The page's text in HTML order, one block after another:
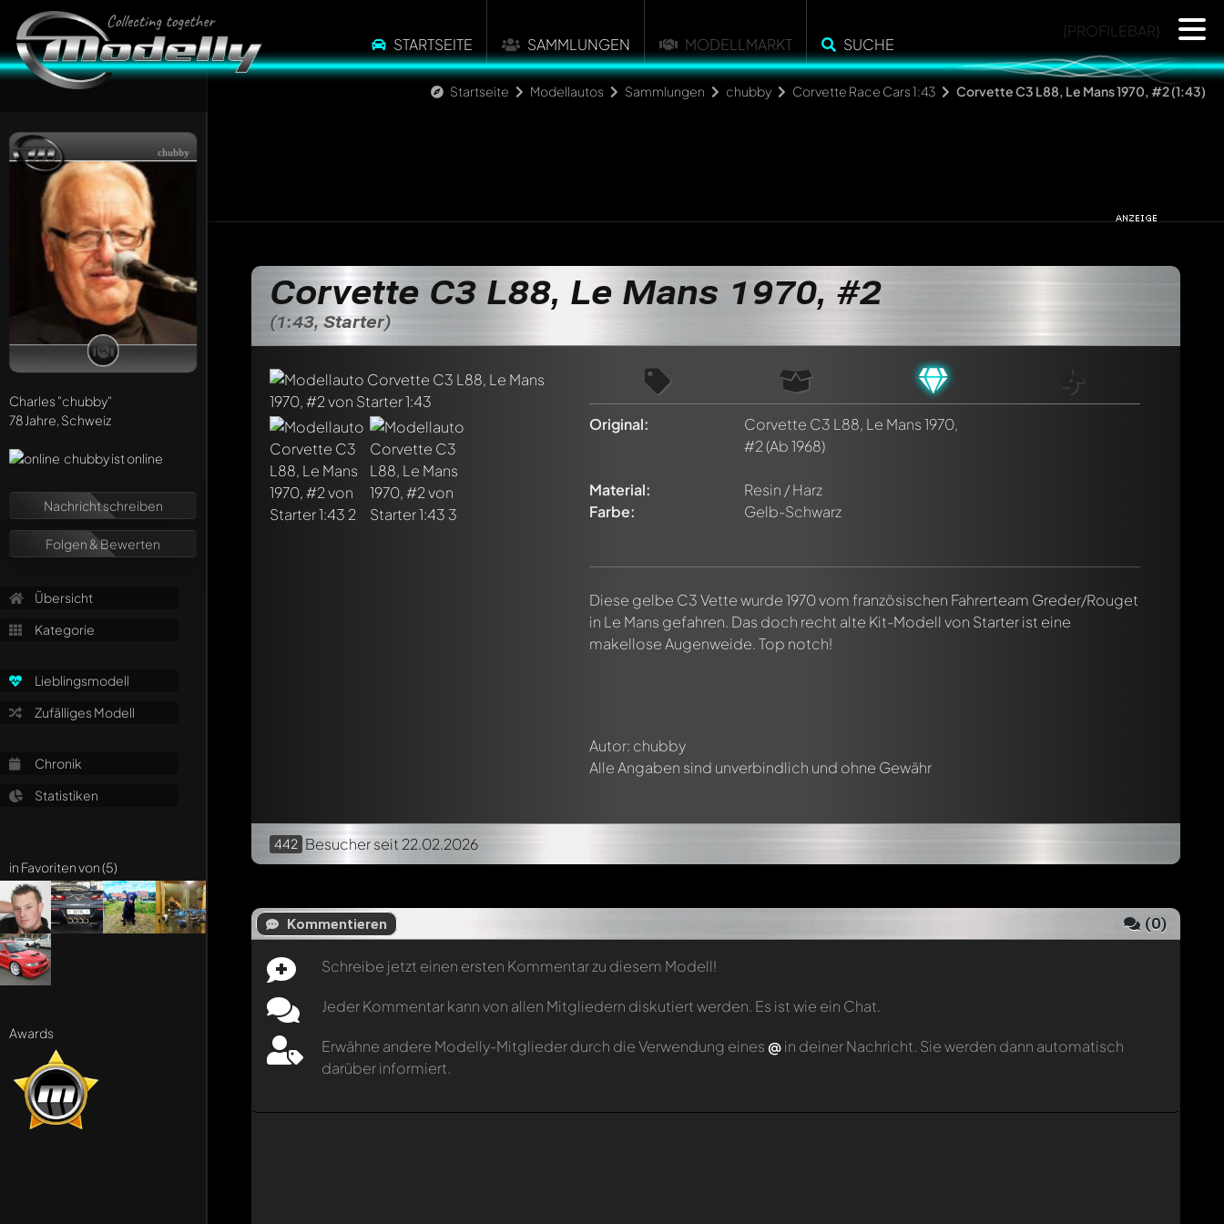
STARTSEITE SAMMLUNGEN MODELLMARKT SUCHE
{PROFILEBAR}
Startseite Modellautos Sammlungen chubby Corvette Race Cars 1:43 Corvette C3 L88, Le Mans 1970, #2 (1:43)
chubby
Charles "chubby"
78 Jahre, Schweiz
chubby ist online
Nachricht schreiben
Folgen & Bewerten
Übersicht
Kategorie
Lieblingsmodell
Zufälliges Modell
Chronik
Statistiken
in Favoriten von (5)
Awards
Corvette C3 L88, Le Mans 1970, #2
(1:43, Starter)
Original:
Corvette C3 L88, Le Mans 1970,
#2(Ab 1968)
Material:
Resin / Harz
Farbe:
Gelb-Schwarz
Diese gelbe C3 Vette wurde 1970 vom französischen Fahrerteam Greder/Rouget
in Le Mans gefahren. Das doch recht alte Kit-Modell von Starter ist eine
makellose Augenweide. Top notch!
Autor: chubby
Alle Angaben sind unverbindlich und ohne Gewähr
442 Besucherseit 22.02.2026
Kommentieren (0)
Schreibe jetzt einen ersten Kommentar zu diesem Modell!
Jeder Kommentar kann von allen Mitgliedern diskutiert werden. Es ist wie ein Chat.
Erwähne andere Modelly-Mitglieder durch die Verwendung eines @in deiner Nachricht. Sie werden dann automatisch
darüber informiert.
Schreibe jetzt einen ersten Kommentar zu diesem Modell!
Jeder Kommentar kann von allen Mitgliedern diskutiert werden. Es ist wie ein Chat.
Erwähne andere Modelly-Mitglieder durch die Verwendung eines
in deiner Nachricht. Sie werden dann automatisch darüber informiert.